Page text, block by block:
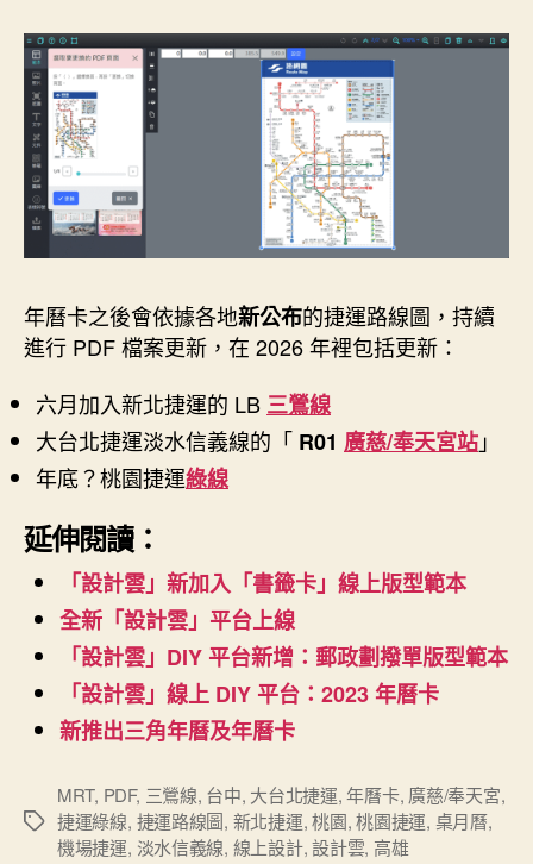
年曆卡之後會依據各地新公布的捷運路線圖，持續
進行 PDF 檔案更新，在 2026 年裡包括更新：
六月加入新北捷運的 LB 三鶯線
大台北捷運淡水信義線的「 R01 廣慈/奉天宮站」
年底？桃園捷運綠線
延伸閱讀：
「設計雲」新加入「書籤卡」線上版型範本
全新「設計雲」平台上線
「設計雲」DIY 平台新增：郵政劃撥單版型範本
「設計雲」線上 DIY 平台：2023 年曆卡
新推出三角年曆及年曆卡
標
MRT, PDF, 三鶯線, 台中, 大台北捷運,年曆卡, 廣慈/奉天宮,
捷運綠線, 捷運路線圖, 新北捷運,桃園,桃園捷運, 桌月曆,
機場捷運, 淡水信義線, 線上設計,設計雲, 高雄